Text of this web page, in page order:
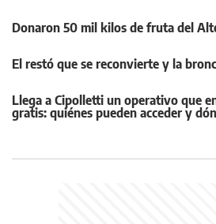
Donaron 50 mil kilos de fruta del
El restó que se reconvierte y la
Llega a Cipolletti un operativo que
gratis: quiénes pueden acceder y